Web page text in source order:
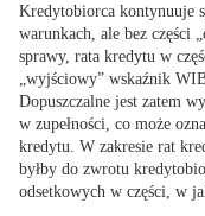
Kredytobiorca kontynuuje
warunkach, ale bez części
sprawy, rata kredytu w
„wyjściowy” wskaźnik
Dopuszczalne jest zatem
w zupełności, co może
kredytu. W zakresie rat
byłby do zwrotu
odsetkowych w części, w